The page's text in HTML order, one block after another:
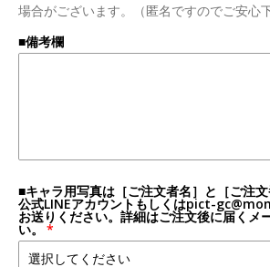
場合がございます。（匿名ですのでご安心下
■備考欄
■キャラ用写真は［ご注文者名］と［ご注文
公式LINEアカウントもしくはpict-
お送りください。詳細はご注文後に届くメ
い。